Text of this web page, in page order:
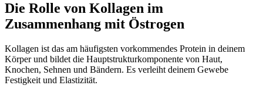
Die Rolle von Kollagen im
Zusammenhang mit Östrogen
Kollagen ist das am häufigsten vorkommendes Protein in deinem
Körper und bildet die Hauptstrukturkomponente von Haut,
Knochen, Sehnen und Bändern. Es verleiht deinem Gewebe
Festigkeit und Elastizität.